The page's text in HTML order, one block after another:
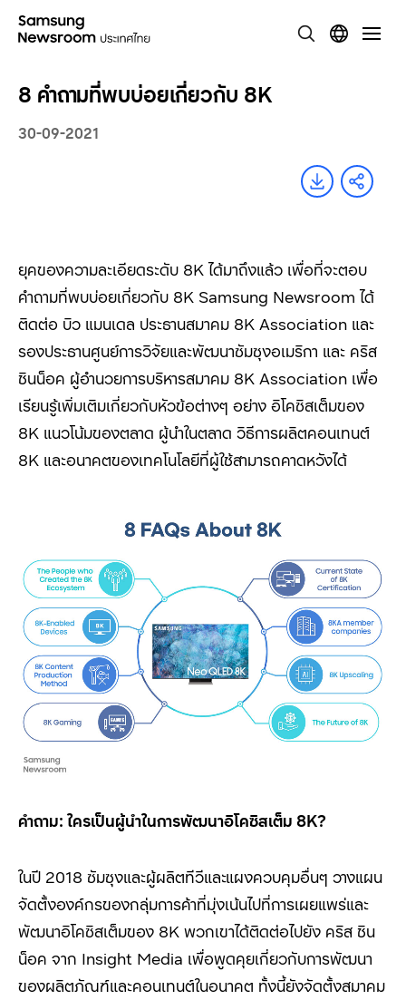
8 คำถามที่พบบ่อยเกี่ยวกับ 8K
30-09-2021
ยุคของความละเอียดระดับ 8Kได้มาถึงแล้ว เพื่อที่จะตอบ
คำถามที่พบบ่อยเกี่ยวกับ 8K Samsung Newsroomได้
ติดต่อ บิว แมนเดล ประธานสมาคม 8K Association และ
รองประธานศูนย์การวิจัยและพัฒนาซัมซุงอเมริกา และ คริส
ชินน็อค ผู้อำนวยการบริหารสมาคม 8K Association เพื่อ
เรียนรู้เพิ่มเติมเกี่ยวกับหัวข้อต่างๆ อย่าง อิโคซิสเต็มของ
8K แนวโน้มของตลาด ผู้นำในตลาด วิธีการผลิตคอนเทนต์
8K และอนาคตของเทคโนโลยีที่ผู้ใช้สามารถคาดหวังได้
คำถาม: ใครเป็นผู้นำในการพัฒนาอิโคซิสเต็ม 8K?
ในปี 2018 ซัมซุงและผู้ผลิตทีวีและแผงควบคุมอื่นๆ วางแผน
จัดตั้งองค์กรของกลุ่มการค้าที่มุ่งเน้นไปที่การเผยแพร่และ
พัฒนาอิโคซิสเต็มของ 8K พวกเขาได้ติดต่อไปยัง คริส ชิน
น็อค จาก Insight Media เพื่อพูดคุยเกี่ยวกับการพัฒนา
ของผลิตภัณฑ์และคอนเทนต์ในอนาคต ทั้งนี้ยังจัดตั้งสมาคม